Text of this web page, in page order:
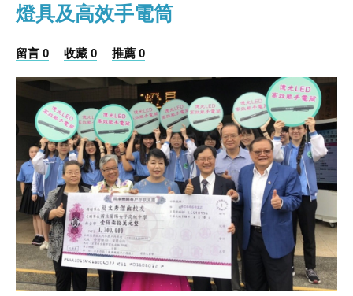
燈具及高效手電筒
留言 0 收藏 0 推薦 0